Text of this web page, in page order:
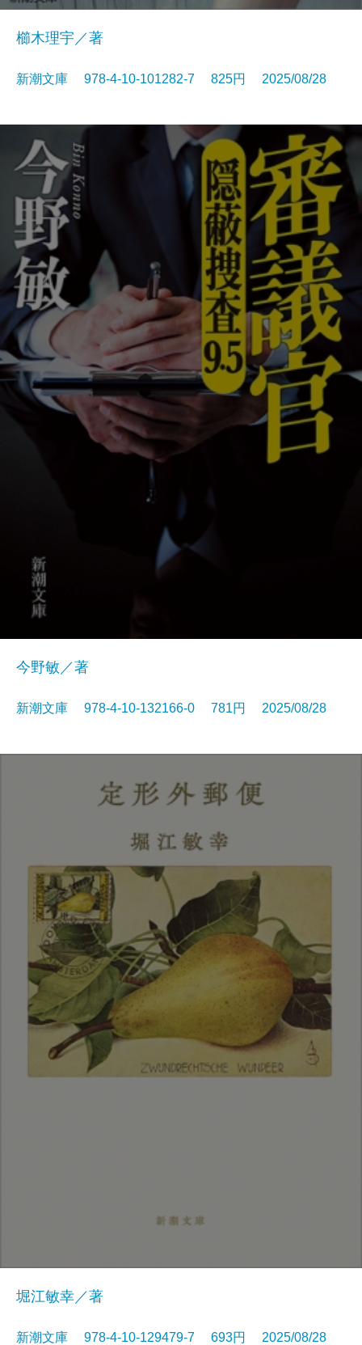
櫛木理宇／著
新潮文庫 978-4-10-101282-7 825円 2025/08/28
今野敏／著
新潮文庫 978-4-10-132166-0 781円 2025/08/28
堀江敏幸／著
新潮文庫 978-4-10-129479-7 693円 2025/08/28